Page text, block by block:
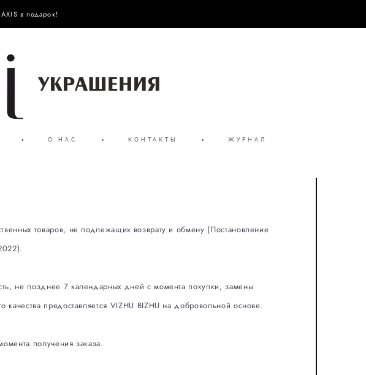
в подарок!
• О НАС • КОНТАКТЫ • ЖУРНАЛ
товаров, не подлежащих возврату и обмену (Постановление
не позднее 7 календарных дней с момента покупки, замены
предоставляется VIZHU BIZHU на добровольной основе.
получения заказа.